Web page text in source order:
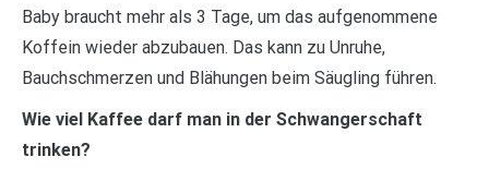
Baby braucht mehr als 3 Tage, um das aufgenommene
Koffein wieder abzubauen. Das kann zu Unruhe,
Bauchschmerzen und Blähungen beim Säugling führen.
Wie viel Kaffee darf man in der Schwangerschaft
trinken?